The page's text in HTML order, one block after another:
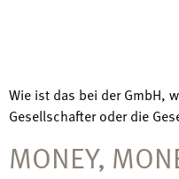
Wie ist das bei der GmbH,
Gesellschafter oder die
MONEY,